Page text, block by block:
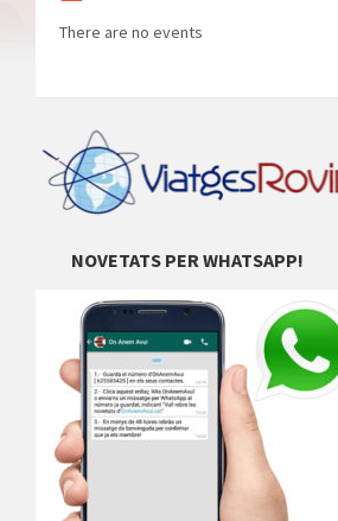
There are no events
NOVETATS PER WHATSAPP!